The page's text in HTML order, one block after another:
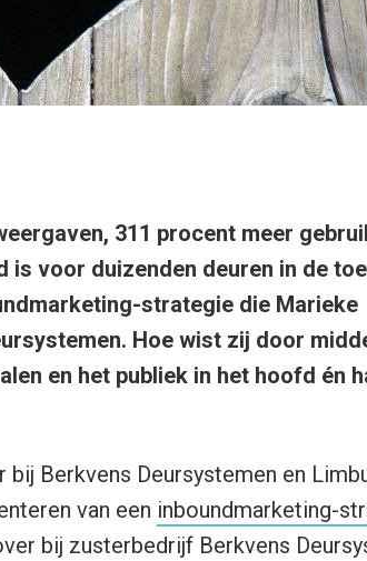
311 procent meer
is voor duizenden deuren in de
strategie die Marieke
Hoe wist zij door
en het publiek in het hoofd én
bij Berkvens Deursystemen en
van een inboundmarketing-
bij zusterbedrijf Berkvens